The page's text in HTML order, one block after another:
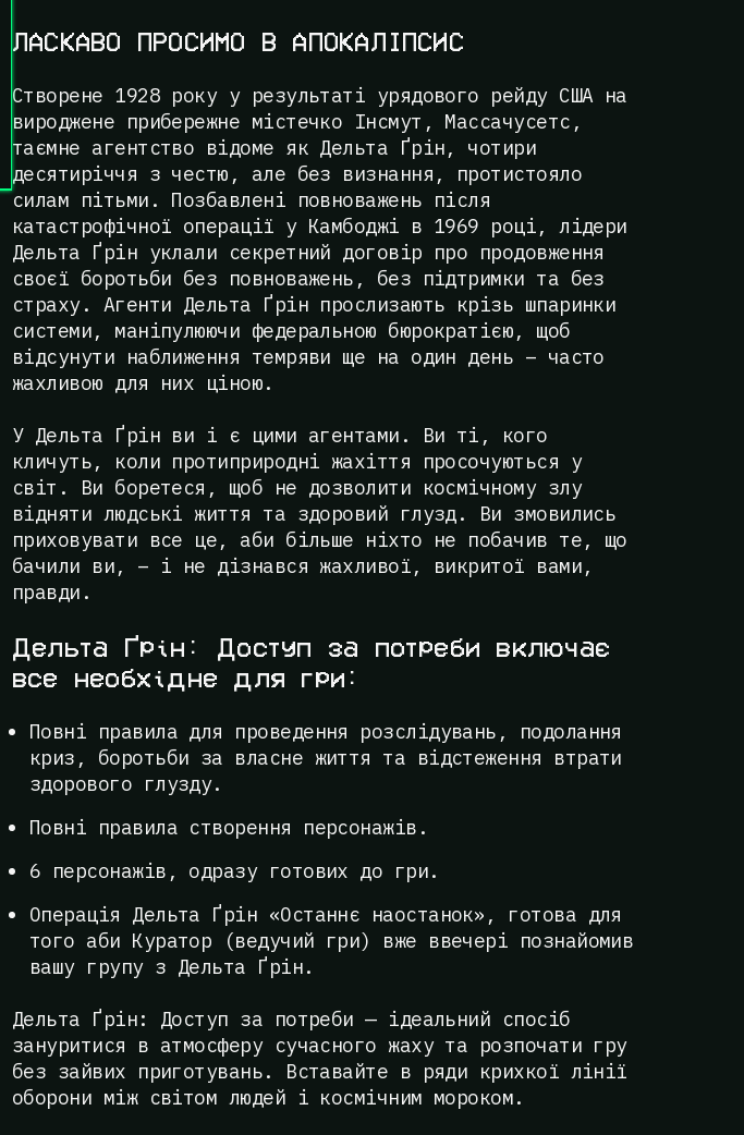
ЛАСКАВО ПРОСИМО В АПОКАЛІПСИС
Створене 1928 року у результаті урядового рейду США на
вироджене прибережне містечко Інсмут, Массачусетс,
таємне агентство відоме як Дельта Ґрін, чотири
десятиріччя з честю, але без визнання, протистояло
силам пітьми. Позбавлені повноважень після
катастрофічної операції у Камбоджі в 1969 році, лідери
Дельта Ґрін уклали секретний договір про продовження
своєї боротьби без повноважень, без підтримки та без
страху. Агенти Дельта Ґрін прослизають крізь шпаринки
системи, маніпулюючи федеральною бюрократією, щоб
відсунути наближення темряви ще на один день – часто
жахливою для них ціною.
У Дельта Ґрін ви і є цими агентами. Ви ті, кого
кличуть, коли протиприродні жахіття просочуються у
світ. Ви боретеся, щоб не дозволити космічному злу
відняти людські життя та здоровий глузд. Ви змовились
приховувати все це, аби більше ніхто не побачив те, що
бачили ви, – і не дізнався жахливої, викритої вами,
правди.
Дельта Ґрін: Доступ за потреби включає
все необхідне для гри:
Повні правила для проведення розслідувань, подолання
криз, боротьби за власне життя та відстеження втрати
здорового глузду.
Повні правила створення персонажів.
6 персонажів, одразу готових до гри.
Операція Дельта Ґрін «Останнє наостанок», готова для
того аби Куратор (ведучий гри) вже ввечері познайомив
вашу групу з Дельта Ґрін.
Дельта Ґрін: Доступ за потреби — ідеальний спосіб
зануритися в атмосферу сучасного жаху та розпочати гру
без зайвих приготувань. Вставайте в ряди крихкої лінії
оборони між світом людей і космічним мороком.